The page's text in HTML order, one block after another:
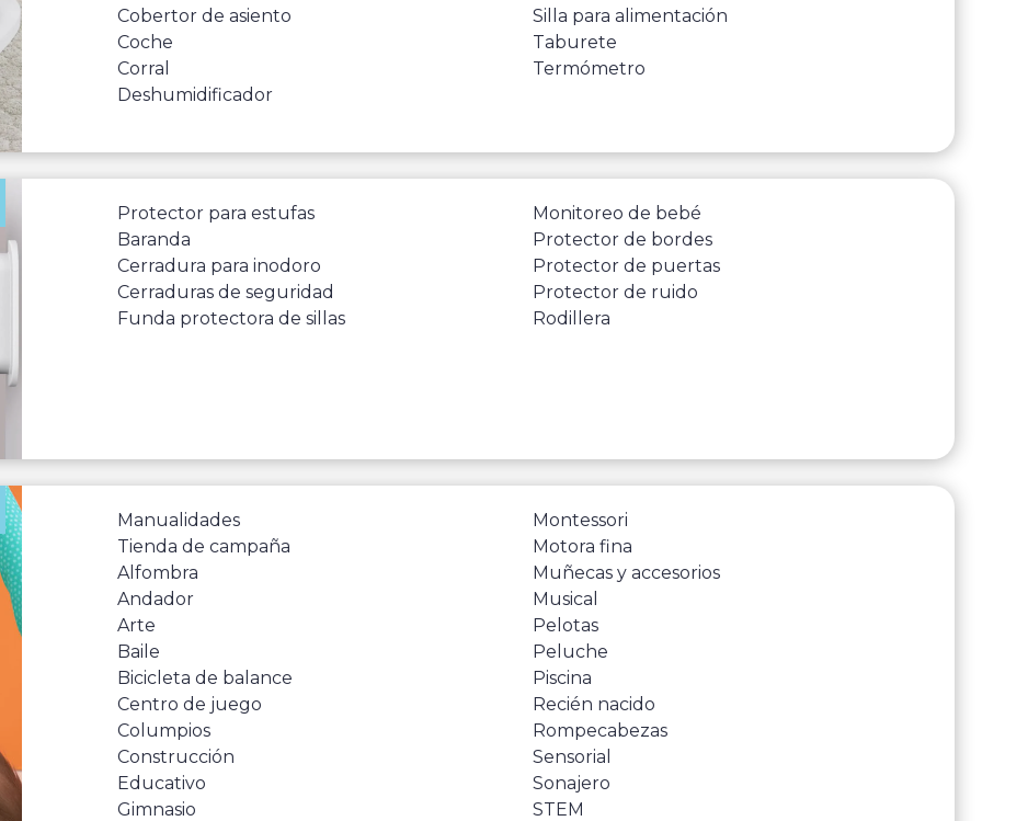
Cobertor de asiento
Coche
Corral
Deshumidificador
Silla para alimentación
Taburete
Termómetro
Protector para estufas
Baranda
Cerradura para inodoro
Cerraduras de seguridad
Funda protectora de sillas
Monitoreo de bebé
Protector de bordes
Protector de puertas
Protector de ruido
Rodillera
Manualidades
Tienda de campaña
Alfombra
Andador
Arte
Baile
Bicicleta de balance
Centro de juego
Columpios
Construcción
Educativo
Gimnasio
Montessori
Motora fina
Muñecas y accesorios
Musical
Pelotas
Peluche
Piscina
Recién nacido
Rompecabezas
Sensorial
Sonajero
STEM